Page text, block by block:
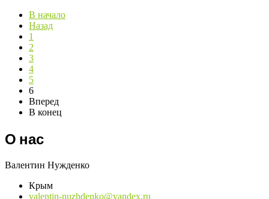
В начало
Назад
1
2
3
4
5
6
Вперед
В конец
О нас
Валентин Нужденко
Крым
valentin-nuzhdenko@yandex.ru